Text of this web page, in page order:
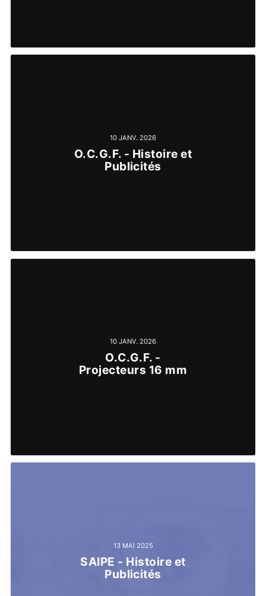
10 JANV. 2026
O.C.G.F. - Histoire et
Publicités
10 JANV. 2026
O.C.G.F. -
Projecteurs 16 mm
13 MAI 2025
SAIPE - Histoire et
Publicités